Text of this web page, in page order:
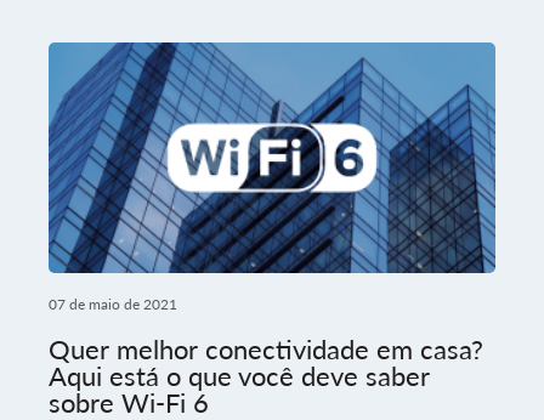
07 de maio de 2021
Quer melhor conectividade em casa?
Aqui está o que você deve saber
sobre Wi-Fi 6